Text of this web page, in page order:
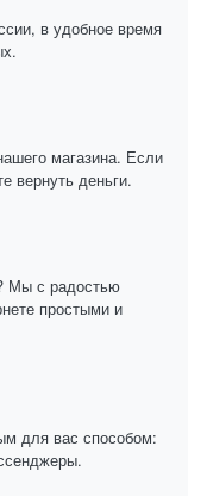
в удобное время
магазина. Если
вернуть деньги.
Мы с радостью
простыми и
для вас способом: